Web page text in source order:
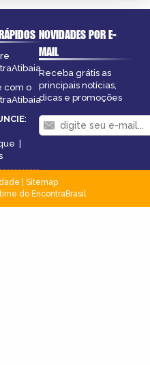
com o
:
NOVIDADES POR E-
MAIL
Receba grátis as
principais notícias,
dicas e promoções
Sitemap
do EncontraBrasil